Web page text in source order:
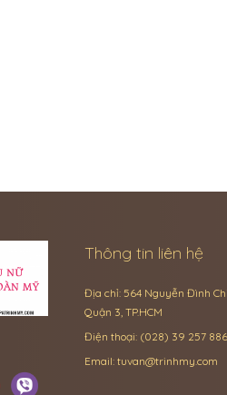
Thông tin liên hệ
Địa chỉ: 564 Nguyễn Đình
Quận 3, TP.HCM
Điện thoại: (028) 39 257 886
Email: tuvan@trinhmy.com